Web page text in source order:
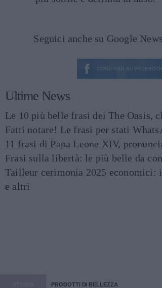
Seguici anche su Google
CONDIVIDI SU
Ultime News
Le 10 più belle frasi dei The Oasis,
Fatti notare! Le frasi per stati
11 frasi di Papa Leone XIV,
Frasi sulla libertà: le più belle da
Tailleur cerimonia 2025
e altri
PRODOTTI DI BELLEZZA